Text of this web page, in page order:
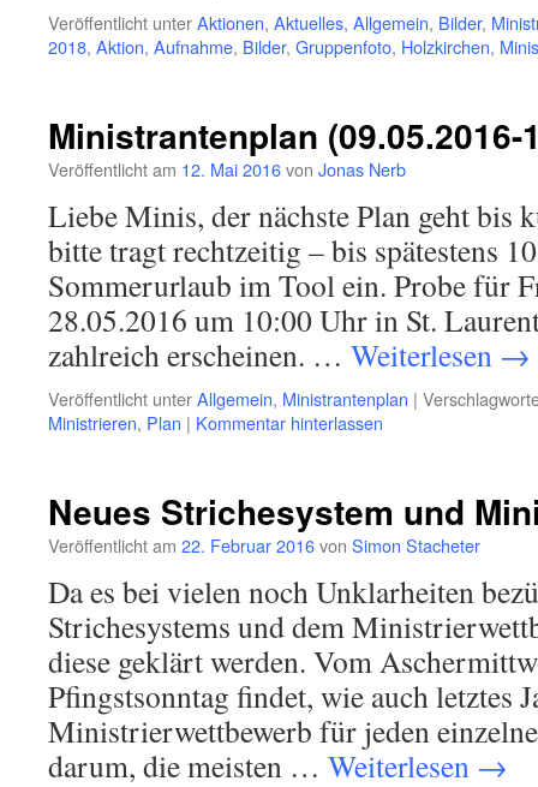
Veröffentlicht unterAktionen, Aktuelles, Allgemein, Bilder,
2018, Aktion, Aufnahme, Bilder, Gruppenfoto, Holzkirchen,
Ministrantenplan (09.05.2016-
Veröffentlicht am 12. Mai 2016von Jonas Nerb
Liebe Minis, der nächste Plan geht bis
bitte tragt rechtzeitig – bis spätestens
Sommerurlaub im Tool ein. Probe für
28.05.2016 um 10:00 Uhr in St.
zahlreich erscheinen. … Weiterlesen →
Veröffentlicht unterAllgemein, Ministrantenplan |
Ministrieren, Plan | Kommentar hinterlassen
Neues Strichesystem und
Veröffentlicht am 22. Februar 2016von Simon Stacheter
Da es bei vielen noch Unklarheiten
Strichesystems und dem
diese geklärt werden. Vom
Pfingstsonntag findet, wie auch letztes
Ministrierwettbewerb für jeden
darum, die meisten … Weiterlesen →